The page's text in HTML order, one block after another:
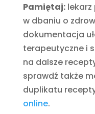
Pamiętaj:lekarz
w dbaniu o
dokumentacja
terapeutyczne i
na dalsze
sprawdź także
duplikatu
online.